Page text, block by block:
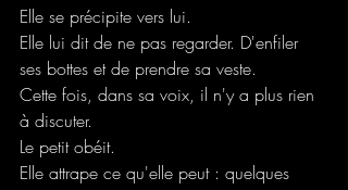
Elle se précipite vers lui.
Elle lui dit de ne pas regarder. D'enfiler
ses bottes et de prendre sa veste.
Cette fois, dans sa voix, il n'y a plus rien
à discuter.
Le petit obéit.
Elle attrape ce qu'elle peut : quelques